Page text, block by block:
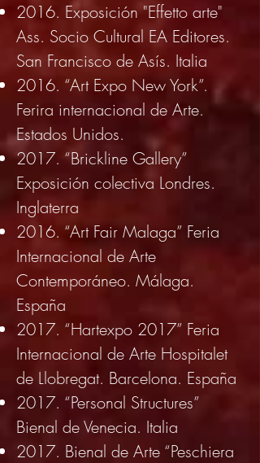
2016. Exposición "Effetto arte"
Ass. Socio Cultural EA Editores.
San Francisco de Asís. Italia
2016. “Art Expo New York”.
Ferira internacional de Arte.
Estados Unidos.
2017. “Brickline Gallery”
Exposición colectiva Londres.
Inglaterra
2016. “Art Fair Malaga” Feria
Internacional de Arte
Contemporáneo. Málaga.
España
2017. “Hartexpo 2017” Feria
Internacional de Arte Hospitalet
de Llobregat. Barcelona. España
2017. “Personal Structures”
Bienal de Venecia. Italia
2017. Bienal de Arte “Peschiera